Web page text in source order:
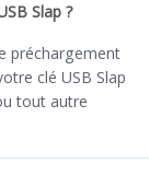
Slap ?
préchargement
clé USB Slap
tout autre